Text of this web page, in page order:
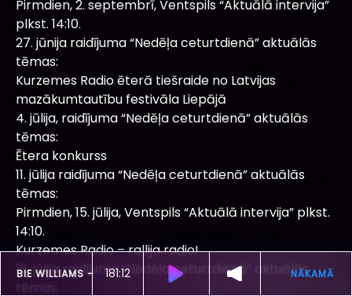
ŠOBRĪD SKANROBBIE WILLIAMS -
181:08
Pirmdien, 2. septembrī, Ventspils “Aktuālā intervija”
plkst. 14:10.
27. jūnija raidījuma “Nedēļa ceturtdienā” aktuālās
tēmas:
Kurzemes Radio ēterā tiešraide no Latvijas
mazākumtautību festivāla Liepājā
4. jūlija, raidījuma “Nedēļa ceturtdienā” aktuālās
tēmas:
Ētera konkurss
11. jūlija raidījuma “Nedēļa ceturtdienā” aktuālās
tēmas:
Pirmdien, 15. jūlija, Ventspils “Aktuālā intervija” plkst.
14:10.
Kurzemes Radio – rallija radio!
18. jūlija raidījuma “Nedēļa ceturtdienā” aktuālās
tēmas: